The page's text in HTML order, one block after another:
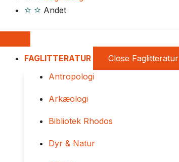
Andet
FAGLITTERATUR Close Faglitteratur
Antropologi
Arkæologi
Bibliotek Rhodos
Dyr & Natur